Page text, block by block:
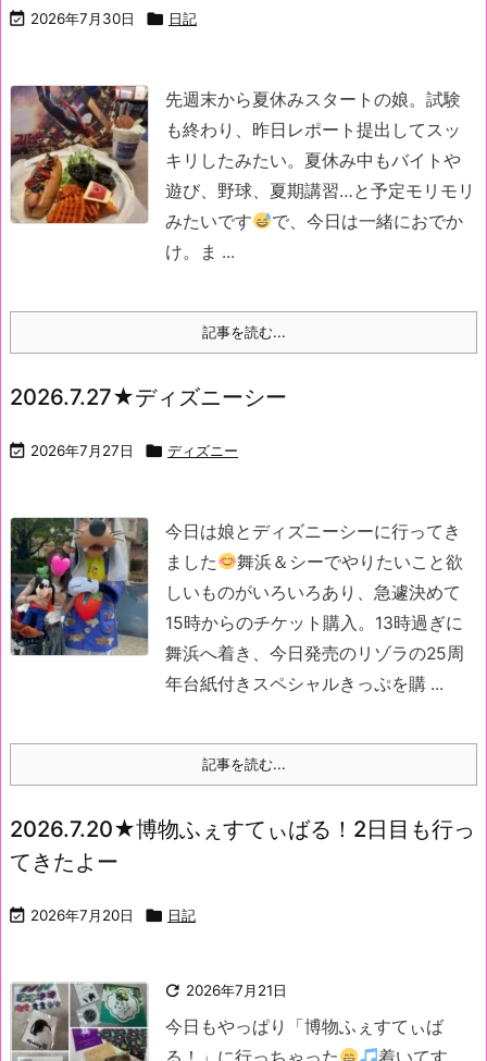
 2026年7月30日  日記
先週末から夏休みスタートの娘。 試験
も終わり、昨日レポート提出してスッ
キリしたみたい。 夏休み中もバイトや
遊び、野球、夏期講習…と予定モリモリ
みたいです
で、今日は一緒におでか
け。
ま ...
記事を読む...
2026.7.27★ディズニーシー
 2026年7月27日  ディズニー
今日は娘とディズニーシーに行ってき
ました
舞浜＆シーでやりたいこと欲
しいものがいろいろあり、急遽決めて
15時からのチケット購入。 13時過ぎに
舞浜へ着き、今日発売のリゾラの25周
年台紙付きスペシャルきっぷを購 ...
記事を読む...
2026.7.20★博物ふぇすてぃばる！2日目も行っ
てきたよー
 2026年7月20日  日記
 2026年7月21日
今日もやっぱり「博物ふぇすてぃば